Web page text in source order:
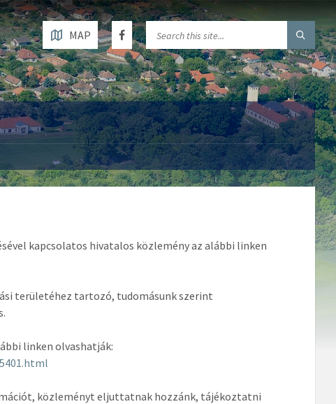
MAP
kapcsolatos hivatalos közlemény az alábbi linken
területéhez tartozó, tudomásunk szerint
linken olvashatják:
közleményt eljuttatnak hozzánk, tájékoztatni